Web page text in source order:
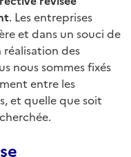
. Les entreprises
et dans un souci de
des
nous sommes fixés
entre les
et quelle que soit